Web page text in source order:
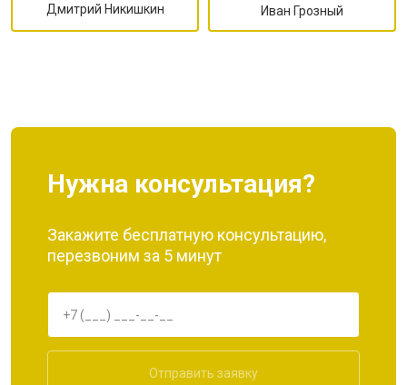
Дмитрий Никишкин Иван Грозный
Нужна консультация?
Закажите бесплатную консультацию,
перезвоним за 5 минут
Отправить заявку